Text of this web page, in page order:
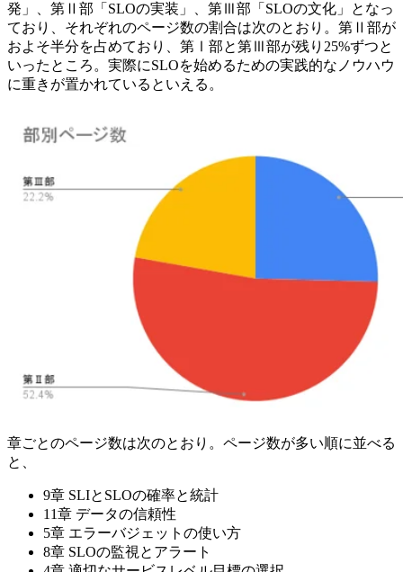
発」、第Ⅱ部「SLOの実装」、第Ⅲ部「SLOの文化」となっ
ており、それぞれのページ数の割合は次のとおり。第Ⅱ部が
およそ半分を占めており、第Ⅰ部と第Ⅲ部が残り25%ずつと
いったところ。実際にSLOを始めるための実践的なノウハウ
に重きが置かれているといえる。
章ごとのページ数は次のとおり。ページ数が多い順に並べる
と、
9章 SLIとSLOの確率と統計
11章 データの信頼性
5章 エラーバジェットの使い方
8章 SLOの監視とアラート